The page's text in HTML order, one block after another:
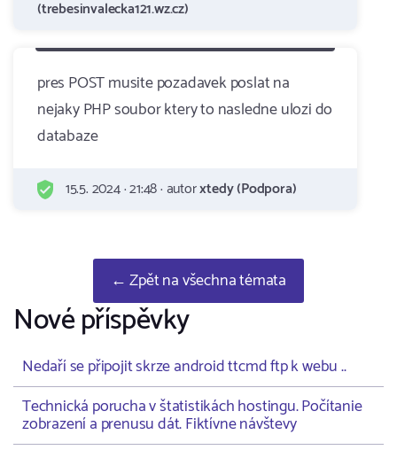
(trebesinvalecka121.wz.cz)
pres POST musite pozadavek poslat na
nejaky PHP soubor ktery to nasledne ulozi do
databaze
15.5. 2024 · 21:48 · autorxtedy (Podpora)
← Zpět na všechna témata
Nové příspěvky
Nedaří se připojit skrze android ttcmd ftp k webu ..
Technická porucha v štatistikách hostingu. Počítanie
zobrazení a prenusu dát. Fiktívne návštevy